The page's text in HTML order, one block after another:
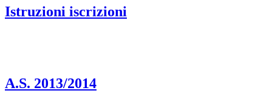
Istruzioni iscrizioni
A.S. 2013/2014